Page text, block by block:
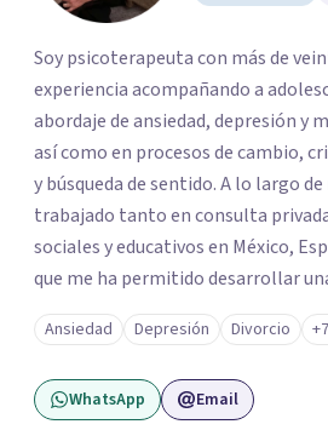
Soy psicoterapeuta con más de
experiencia acompañando a
abordaje de ansiedad, depresión y
así como en procesos de cambio,
y búsqueda de sentido. A lo largo
trabajado tanto en consulta
sociales y educativos en México,
que me ha permitido desarrollar
sensible y profundamente humana
psicológico. Trabajo desde un enfoque integral que
combina la Psicología Existencial,
Análisis Conductual y la Terapia
Ansiedad Depresión Divorcio
WhatsApp Email